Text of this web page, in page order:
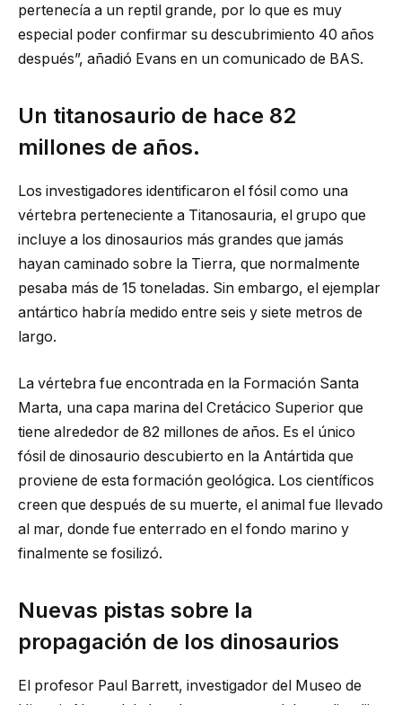
pertenecía a un reptil grande, por lo que es muy
especial poder confirmar su descubrimiento 40 años
después”, añadió Evans en un comunicado de BAS.
Un titanosaurio de hace 82
millones de años.
Los investigadores identificaron el fósil como una
vértebra perteneciente a Titanosauria, el grupo que
incluye a los dinosaurios más grandes que jamás
hayan caminado sobre la Tierra, que normalmente
pesaba más de 15 toneladas. Sin embargo, el ejemplar
antártico habría medido entre seis y siete metros de
largo.
La vértebra fue encontrada en la Formación Santa
Marta, una capa marina del Cretácico Superior que
tiene alrededor de 82 millones de años. Es el único
fósil de dinosaurio descubierto en la Antártida que
proviene de esta formación geológica. Los científicos
creen que después de su muerte, el animal fue llevado
al mar, donde fue enterrado en el fondo marino y
finalmente se fosilizó.
Nuevas pistas sobre la
propagación de los dinosaurios
El profesor Paul Barrett, investigador del Museo de